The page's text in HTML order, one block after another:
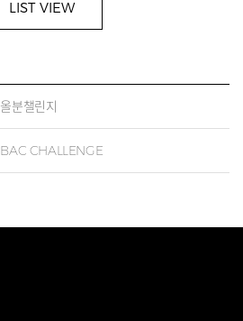
LIST VIEW
올분챌린지
BAC CHALLENGE